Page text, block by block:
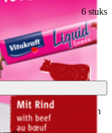
6 stuks
&
over de brokjes van
uit de hand te geven
Dat wordt smullen!